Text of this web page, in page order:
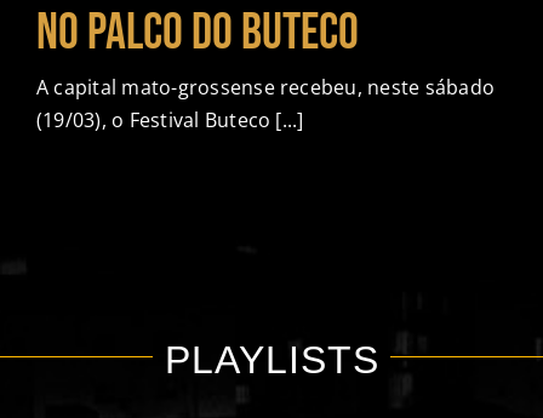
no palco do Buteco
A capital mato-grossense recebeu, neste sábado
(19/03), o Festival Buteco [...]
PLAYLISTS